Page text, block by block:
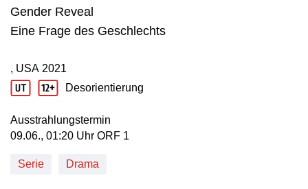
Gender Reveal
Eine Frage des Geschlechts
Produktionsland: USA
, USA
Produktionsjahr: 2021
2021
Jugendschutz Beschreibung: Desorientierung
Desorientierung
Ausstrahlungstermin
09. Juni, 01:20 Uhr in ORF 1
09.06., 01:20 Uhr ORF 1
Serie Drama